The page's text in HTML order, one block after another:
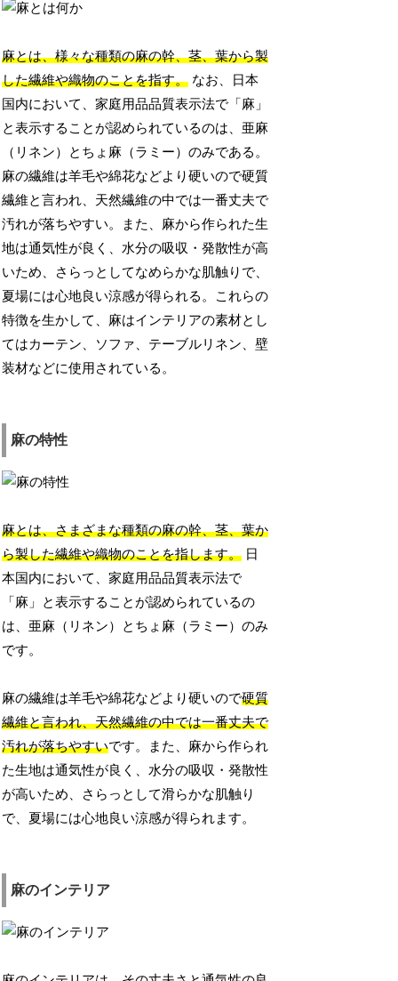
麻とは、様々な種類の麻の幹、茎、葉から製
した繊維や織物のことを指す。 なお、日本
国内において、家庭用品品質表示法で「麻」
と表示することが認められているのは、亜麻
（リネン）とちょ麻（ラミー）のみである。
麻の繊維は羊毛や綿花などより硬いので硬質
繊維と言われ、天然繊維の中では一番丈夫で
汚れが落ちやすい。また、麻から作られた生
地は通気性が良く、水分の吸収・発散性が高
いため、さらっとしてなめらかな肌触りで、
夏場には心地良い涼感が得られる。これらの
特徴を生かして、麻はインテリアの素材とし
てはカーテン、ソファ、テーブルリネン、壁
装材などに使用されている。
麻の特性
麻とは、さまざまな種類の麻の幹、茎、葉か
ら製した繊維や織物のことを指します。 日
本国内において、家庭用品品質表示法で
「麻」と表示することが認められているの
は、亜麻（リネン）とちょ麻（ラミー）のみ
です。
麻の繊維は羊毛や綿花などより硬いので硬質
繊維と言われ、天然繊維の中では一番丈夫で
汚れが落ちやすいです。また、麻から作られ
た生地は通気性が良く、水分の吸収・発散性
が高いため、さらっとして滑らかな肌触り
で、夏場には心地良い涼感が得られます。
麻のインテリア